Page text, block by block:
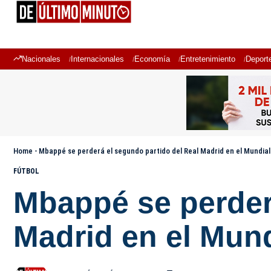
Nacionales Internacionales Economía Entretenimiento
Home - Mbappé se perderá el segundo partido del Real Madrid en el
FÚTBOL
Mbappé se
Madrid en el